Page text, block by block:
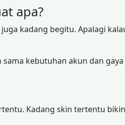
apa?
kadang begitu. Apalagi
kebutuhan akun dan
Kadang skin tertentu